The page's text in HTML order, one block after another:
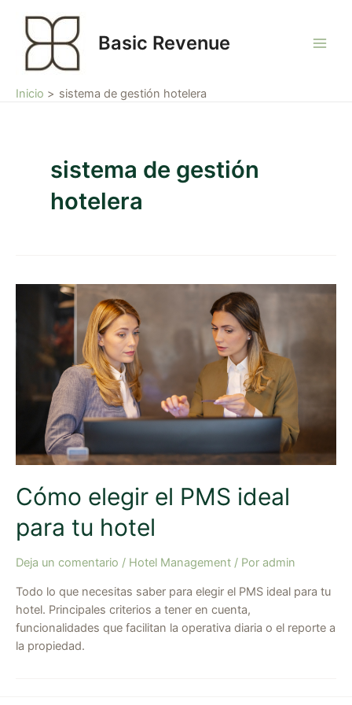
contenido
Basic Revenue
Inicio sistema de gestión hotelera
sistema de gestión
hotelera
Cómo elegir el PMS ideal
para tu hotel
Deja un comentario / Hotel Management / Por admin
Todo lo que necesitas saber para elegir el PMS ideal para tu
hotel. Principales criterios a tener en cuenta,
funcionalidades que facilitan la operativa diaria o el reporte a
la propiedad.